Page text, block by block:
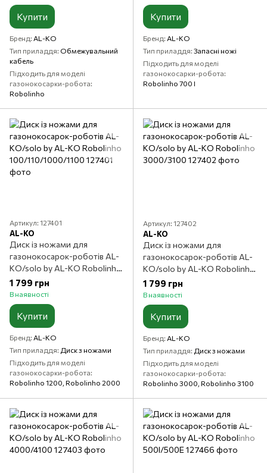
Купити
Бренд AL-KO
Тип приладдя Обмежувальний
кабель
Підходить для моделі
газонокосарки-робота
Robolinho
Купити
Бренд AL-KO
Тип приладдя Запасні ножі
Підходить для моделі
газонокосарки-робота
Robolinho 700 I
Артикул: 127401
AL-KO
Диск із ножами для
газонокосарок-роботів AL-
KO/solo by AL-KO Robolinho
100/110/1000/1100
1 799 грн
В наявності
Купити
Бренд AL-KO
Тип приладдя Диск з ножами
Підходить для моделі
газонокосарки-робота
Robolinho 1200, Robolinho 2000
Артикул: 127402
AL-KO
Диск із ножами для
газонокосарок-роботів AL-
KO/solo by AL-KO Robolinho
3000/3100
1 799 грн
В наявності
Купити
Бренд AL-KO
Тип приладдя Диск з ножами
Підходить для моделі
газонокосарки-робота
Robolinho 3000, Robolinho 3100